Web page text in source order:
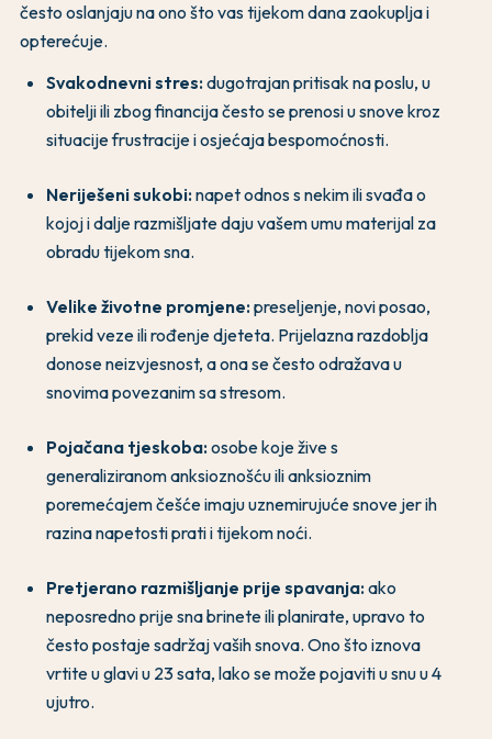
često oslanjaju na ono što vas tijekom dana zaokuplja i
opterećuje.
Svakodnevni stres:dugotrajan pritisak na poslu, u
obitelji ili zbog financija često se prenosi u snove kroz
situacije frustracije i osjećaja bespomoćnosti.
Neriješeni sukobi:napet odnos s nekim ili svađa o
kojoj i dalje razmišljate daju vašem umu materijal za
obradu tijekom sna.
Velike životne promjene:preseljenje, novi posao,
prekid veze ili rođenje djeteta. Prijelazna razdoblja
donose neizvjesnost, a ona se često odražava u
snovima povezanim sa stresom.
Pojačana tjeskoba:osobe koje žive s
generaliziranom anksioznošću ili anksioznim
poremećajem češće imaju uznemirujuće snove jer ih
razina napetosti prati i tijekom noći.
Pretjerano razmišljanje prije spavanja:ako
neposredno prije sna brinete ili planirate, upravo to
često postaje sadržaj vaših snova. Ono što iznova
vrtite u glavi u 23 sata, lako se može pojaviti u snu u 4
ujutro.